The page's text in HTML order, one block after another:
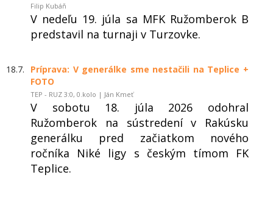
Filip Kubáň
V nedeľu 19. júla sa MFK Ružomberok B
predstavil na turnaji v Turzovke.
18.7.
Príprava: V generálke sme nestačili na Teplice +
FOTO
TEP - RUZ 3:0, 0.kolo | Ján Kmeť
V sobotu 18. júla 2026 odohral
Ružomberok na sústredení v Rakúsku
generálku pred začiatkom nového
ročníka Niké ligy s českým tímom FK
Teplice.